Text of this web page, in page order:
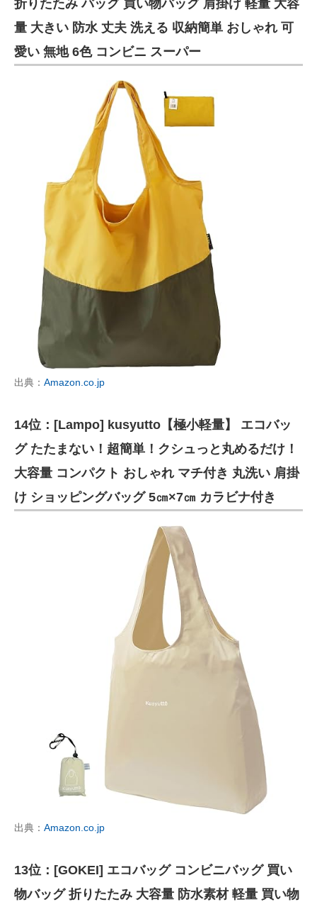
折りたたみ バッグ 買い物バッグ 肩掛け 軽量 大容
量 大きい 防水 丈夫 洗える 収納簡単 おしゃれ 可
愛い 無地 6色 コンビニ スーパー
出典： Amazon.co.jp
14位：[Lampo] kusyutto【極小軽量】 エコバッ
グ たたまない！超簡単！クシュっと丸めるだけ！
大容量 コンパクト おしゃれ マチ付き 丸洗い 肩掛
け ショッピングバッグ 5㎝×7㎝ カラビナ付き
出典： Amazon.co.jp
13位：[GOKEI] エコバッグ コンビニバッグ 買い
物バッグ 折りたたみ 大容量 防水素材 軽量 買い物